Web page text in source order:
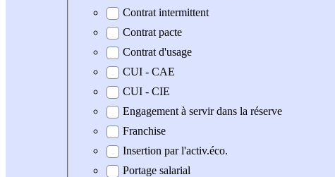
Contrat intermittent
Contrat pacte
Contrat d'usage
CUI - CAE
CUI - CIE
Engagement à servir dans la réserve
Franchise
Insertion par l'activ.éco.
Portage salarial